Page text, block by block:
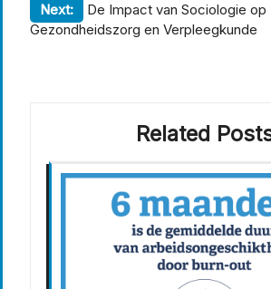
Next:
De Impact van Sociologie op
Gezondheidszorg en Verpleegkunde
Related